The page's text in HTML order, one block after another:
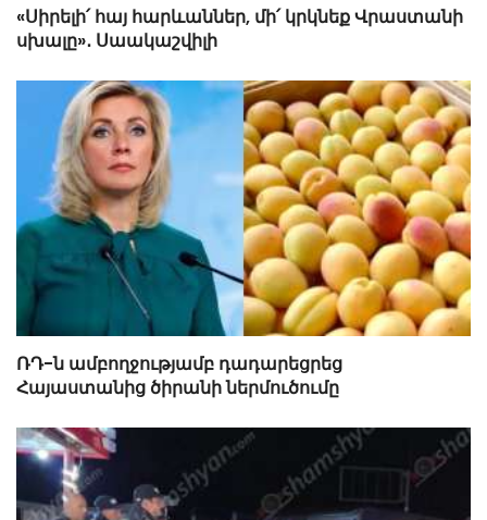
«Սիրելի՛ հայ հարևաններ, մի՛ կրկնեք Վրաստանի
սխալը»․ Սաակաշվիլի
ՌԴ-ն ամբողջությամբ դադարեցրեց
Հայաստանից ծիրանի ներմուծումը